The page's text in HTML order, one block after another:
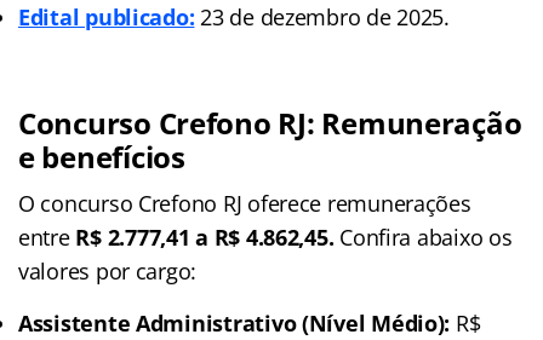
Edital publicado: 23 de dezembro de 2025.
Concurso Crefono RJ: Remuneração
e benefícios
O concurso Crefono RJ oferece remunerações
entre R$ 2.777,41 a R$ 4.862,45. Confira abaixo os
valores por cargo:
Assistente Administrativo (Nível Médio): R$